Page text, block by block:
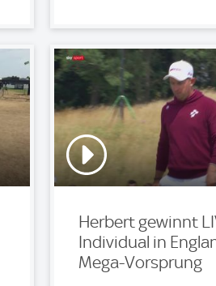
Herbert gewinnt
Individual in
Mega-Vorsprung